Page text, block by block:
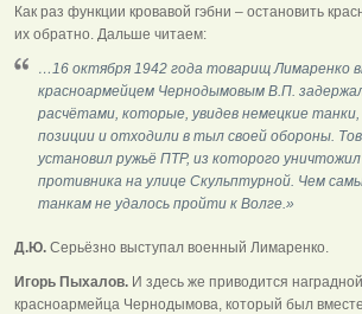
Как раз функции кровавой гэбни – остановить
их обратно. Дальше читаем:
…16 октября 1942 года товарищ Лимаренко
красноармейцем Чернодымовым В.П.
расчётами, которые, увидев немецкие
позиции и отходили в тыл своей обороны.
установил ружьё ПТР, из которого
противника на улице Скульптурной. Чем
танкам не удалось пройти к Волге.»
Д.Ю. Серьёзно выступал военный Лимаренко.
Игорь Пыхалов. И здесь же приводится
красноармейца Чернодымова, который был